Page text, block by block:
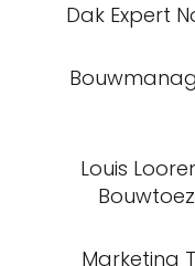
Dak Expert
Louis
Marketing